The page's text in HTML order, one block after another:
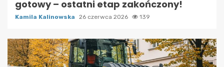
gotowy – ostatni etap zakończony!
Kamila Kalinowska 26 czerwca 2026 139